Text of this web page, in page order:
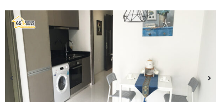
购买房产
关于我们